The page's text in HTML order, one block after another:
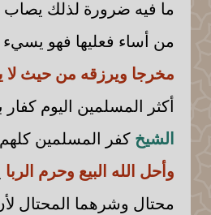
ما فيه ضرورة لذلك يصاب
من أساء فعليها فهو
مخرجا ويرزقه من حيث
أكثر المسلمين اليوم
الشيخ كفر المسلمين كلهم
وأحل الله البيع وحرم الربا
محتال وشرهما المحتال